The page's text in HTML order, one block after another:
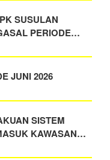
SUSULAN
PERIODE…
JUNI 2026
SISTEM
KAWASAN…